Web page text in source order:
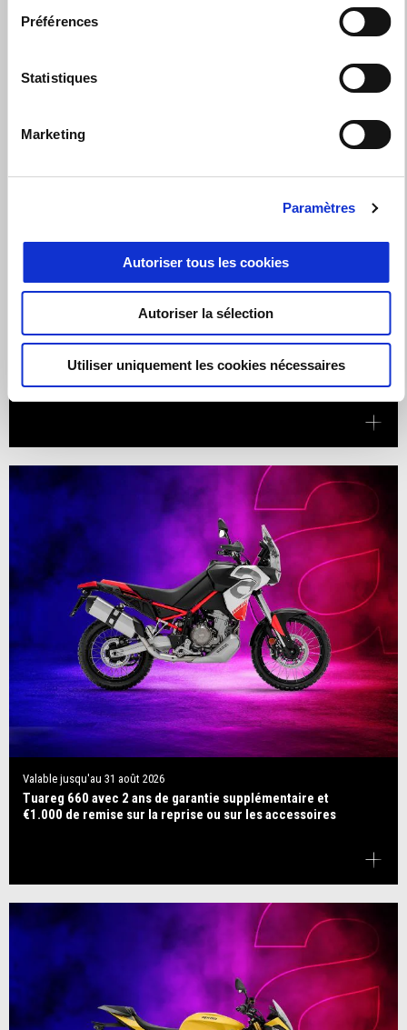
Préférences
Statistiques
Marketing
Paramètres
Autoriser tous les cookies
Autoriser la sélection
Utiliser uniquement les cookies nécessaires
Valable jusqu'au31 août 2026
RS 660 avec 2 ans de garantie supplémentaire et €1.000
de remise à l'achat d'un véhicule d'occasion ou €1.000
Valable jusqu'au 31 août 2026
Tuareg 660 avec 2 ans de garantie supplémentaire et
€1.000 de remise sur la reprise ou sur les accessoires